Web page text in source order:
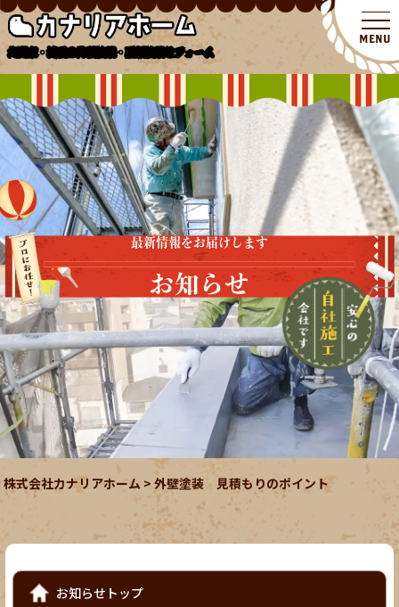
北関東・埼玉の外壁塗装・屋根塗装リフォーム
最新情報をお届けします
お知らせ
株式会社カナリアホーム >外壁塗装 見積もりのポイント
お知らせトップ